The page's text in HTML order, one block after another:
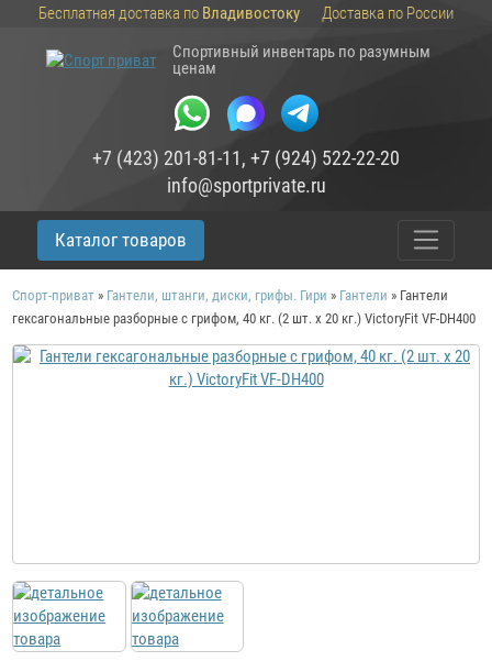
Бесплатная доставка по Владивостоку
Доставка по России
Спортивный инвентарь по разумным
ценам
+7 (423) 201-81-11, +7 (924) 522-22-20
info@sportprivate.ru
Каталог товаров
Спорт-приват » Гантели, штанги, диски, грифы. Гири » Гантели » Гантели
гексагональные разборные с грифом, 40 кг. (2 шт. х 20 кг.) VictoryFit VF-DН400